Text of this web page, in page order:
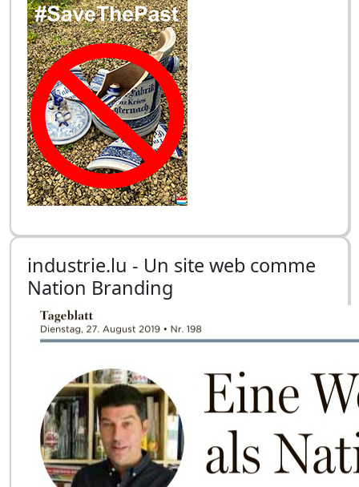
industrie.lu - Un site web comme
Nation Branding